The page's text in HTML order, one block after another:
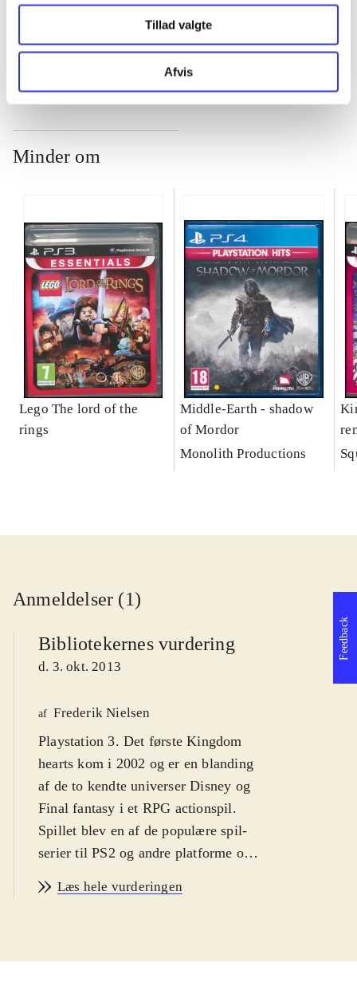
Tillad valgte
Afvis
Minder om
Lego The lord of the
rings
Middle-Earth - shadow
of Mordor
Monolith Productions
Anmeldelser (1)
Bibliotekernes vurdering
d. 3. okt. 2013
af Frederik Nielsen
Playstation 3. Det første Kingdom
hearts kom i 2002 og er en blanding
af de to kendte universer Disney og
Final fantasy i et RPG actionspil.
Spillet blev en af de populære spil-
serier til PS2 og andre platforme og i
syv spil og det er oplagt, at de første
en PEGI: 12 og ikoner for vold.
Læs hele vurderingen
Feedback